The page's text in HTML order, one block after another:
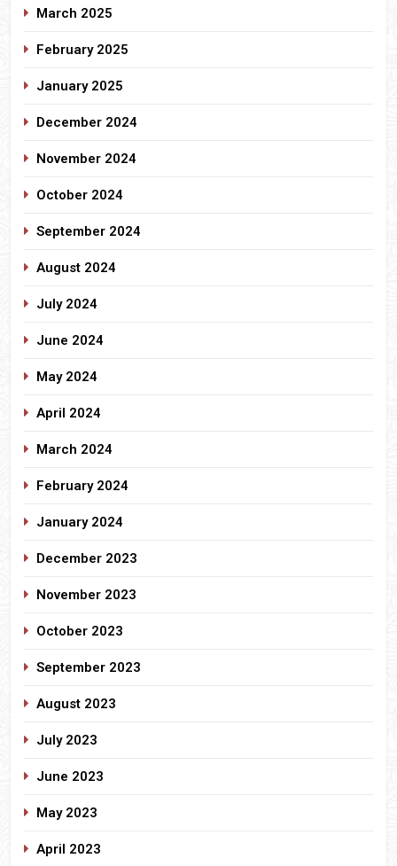
March 2025
February 2025
January 2025
December 2024
November 2024
October 2024
September 2024
August 2024
July 2024
June 2024
May 2024
April 2024
March 2024
February 2024
January 2024
December 2023
November 2023
October 2023
September 2023
August 2023
July 2023
June 2023
May 2023
April 2023